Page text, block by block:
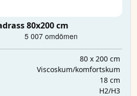
80x200 cm
80 x 200 cm
Viscoskum/komfortskum
18 cm
H2/H3